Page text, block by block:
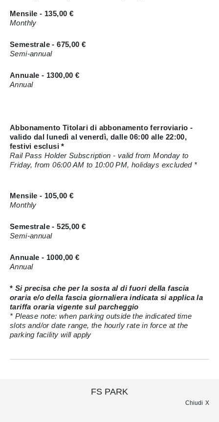
Mensile - 135,00 €
Monthly
Semestrale - 675,00 €
Semi-annual
Annuale - 1300,00 €
Annual
Abbonamento Titolari di abbonamento ferroviario -
valido dal lunedì al venerdì, dalle 06:00 alle 22:00,
festivi esclusi *
Rail Pass Holder Subscription - valid from Monday to
Friday, from 06:00 AM to 10:00 PM, holidays excluded *
Mensile - 105,00 €
Monthly
Semestrale - 525,00 €
Semi-annual
Annuale - 1000,00 €
Annual
* Si precisa che per la sosta al di fuori della fascia
oraria e/o della fascia giornaliera indicata si applica la
tariffa oraria vigente sul parcheggio
* Please note: when parking outside the indicated time
slots and/or date range, the hourly rate in force at the
parking facility will apply
FS PARK
Chiudi